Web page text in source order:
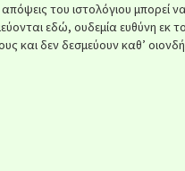
απόψεις του ιστολόγιου
εδώ, ουδεμία ευθύνη εκ
και δεν δεσμεύουν καθ’